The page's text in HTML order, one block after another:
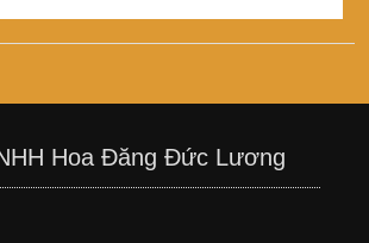
Hoa Đăng Đức Lương